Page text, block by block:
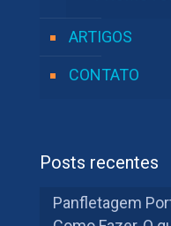
ARTIGOS
CONTATO
Posts recentes
Panfletagem